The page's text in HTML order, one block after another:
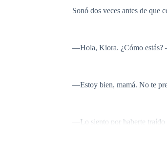
Sonó dos veces antes de que
—Hola, Kiora. ¿Cómo estás?
—Estoy bien, mamá. No te
—Lo siento por haberte